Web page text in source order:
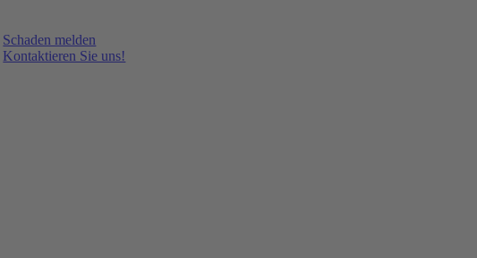
Schaden melden
Kontaktieren Sie uns!